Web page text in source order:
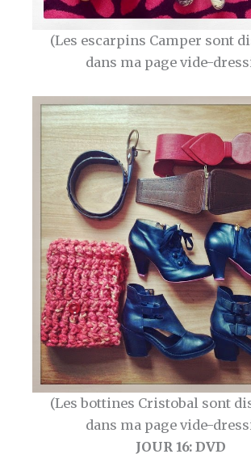
(Les escarpins Camper sont
dans ma page vide-
(Les bottines Cristobal sont
dans ma page vide-
JOUR 16: DVD